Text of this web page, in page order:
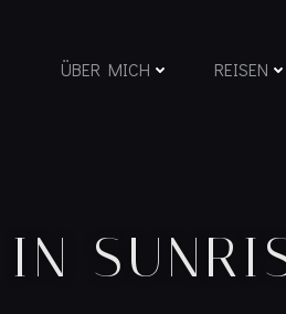
ÜBER MICH REISEN